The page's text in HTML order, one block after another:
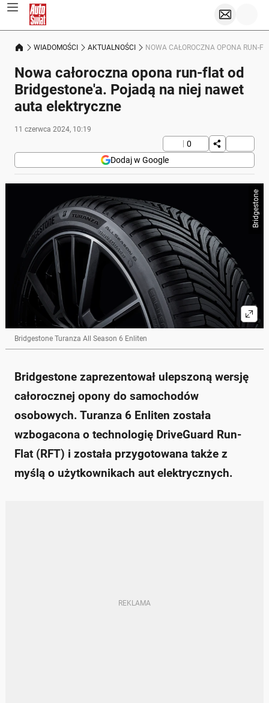
WIADOMOŚCI AKTUALNOŚCI NOWA CAŁOROCZNA OPONA RUN-
Nowa całoroczna opona run-flat od
Bridgestone'a. Pojadą na niej nawet
auta elektryczne
11 czerwca 2024, 10:19
0
Dodaj w Google
Bridgestone
Bridgestone Turanza All Season 6 Enliten
Bridgestone zaprezentował ulepszoną wersję
całorocznej opony do samochodów
osobowych. Turanza 6 Enliten została
wzbogacona o technologię DriveGuard Run-
Flat (RFT) i została przygotowana także z
myślą o użytkownikach aut elektrycznych.